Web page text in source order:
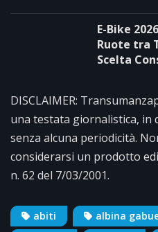
E-Bike
Ruote tra
Scelta
DISCLAIMER:
una testata giornalistica, in
senza alcuna periodicità.
considerarsi un prodotto
n. 62 del 7/03/2001.
abiti albina